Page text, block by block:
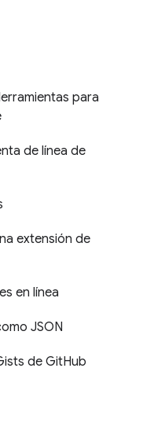
para
de línea de
extensión de
en línea
JSON
de GitHub